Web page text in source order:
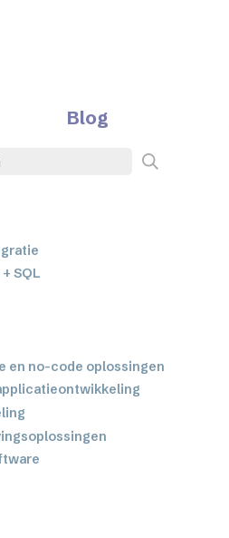
Blog
SQL
en no-code oplossingen